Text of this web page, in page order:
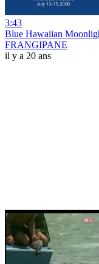
3:43
Blue Hawaiian
FRANGIPANE
il y a 20 ans